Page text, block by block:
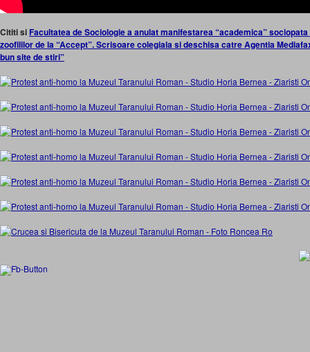
Cititi si Facultatea de Sociologie a anulat manifestarea “academica”
zoofililor de la “Accept”. Scrisoare colegiala si deschisa catre Agentia
bun site de stiri”